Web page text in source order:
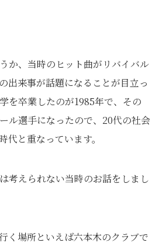
か、当時のヒット曲がリバイバル
出来事が話題になることが目立っ
を卒業したのが1985年で、その
ル選手になったので、20代の社会
代と重なっています。
考えられない当時のお話をしまし
く場所といえば六本木のクラブで